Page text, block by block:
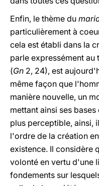
Enfin, le thème du
particulièrement à
cela est établi dans la
parle expressément
(Gn 2, 24), est
même façon que
manière nouvelle, un
mettant ainsi ses
plus perceptible, ainsi,
l'ordre de la création
existence. Il considère
volonté en vertu d'une
fondements sur